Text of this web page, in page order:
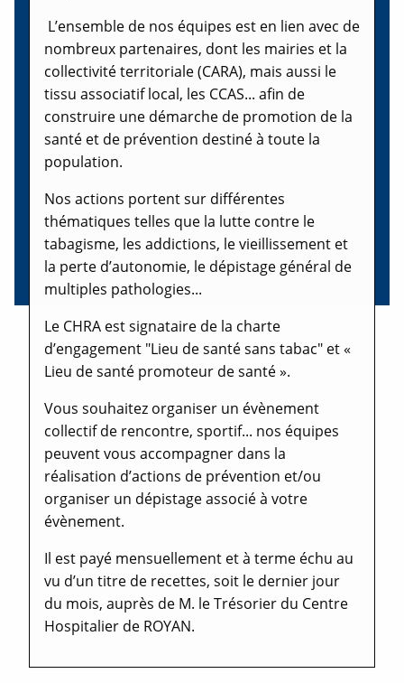
L’ensemble de nos équipes est en lien avec de
nombreux partenaires, dont les mairies et la
collectivité territoriale (CARA), mais aussi le
tissu associatif local, les CCAS... afin de
construire une démarche de promotion de la
santé et de prévention destiné à toute la
population.
Nos actions portent sur différentes
thématiques telles que la lutte contre le
tabagisme, les addictions, le vieillissement et
la perte d’autonomie, le dépistage général de
multiples pathologies...
Le CHRA est signataire de la charte
d’engagement "Lieu de santé sans tabac" et «
Lieu de santé promoteur de santé ».
Vous souhaitez organiser un évènement
collectif de rencontre, sportif... nos équipes
peuvent vous accompagner dans la
réalisation d’actions de prévention et/ou
organiser un dépistage associé à votre
évènement.
Il est payé mensuellement et à terme échu au
vu d’un titre de recettes, soit le dernier jour
du mois, auprès de M. le Trésorier du Centre
Hospitalier de ROYAN.